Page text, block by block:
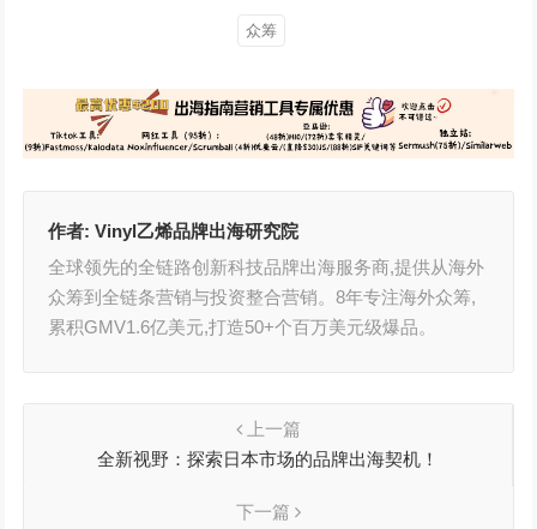
众筹
作者:Vinyl乙烯品牌出海研究院
全球领先的全链路创新科技品牌出海服务商,提供从海外
众筹到全链条营销与投资整合营销。8年专注海外众筹,
累积GMV1.6亿美元,打造50+个百万美元级爆品。
上一篇
全新视野：探索日本市场的品牌出海契机！
下一篇